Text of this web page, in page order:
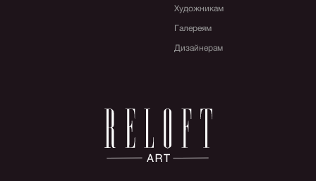
Художникам
Галереям
Дизайнерам